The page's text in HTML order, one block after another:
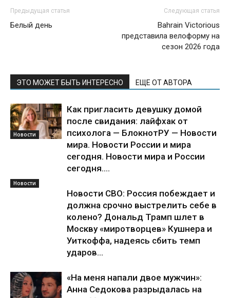
Предыдущая статья
Белый день
Следующая статья
Bahrain Victorious
представила велоформу на
сезон 2026 года
ЭТО МОЖЕТ БЫТЬ ИНТЕРЕСНО ЕЩЕ ОТ АВТОРА
Новости
Как пригласить девушку домой
после свидания: лайфхак от
психолога — БлокнотРУ — Новости
мира. Новости России и мира
сегодня. Новости мира и России
сегодня....
Новости
Новости СВО: Россия побеждает и
должна срочно выстрелить себе в
колено? Дональд Трамп шлет в
Москву «миротворцев» Кушнера и
Уиткоффа, надеясь сбить темп
ударов...
«На меня напали двое мужчин»:
Анна Седокова разрыдалась на